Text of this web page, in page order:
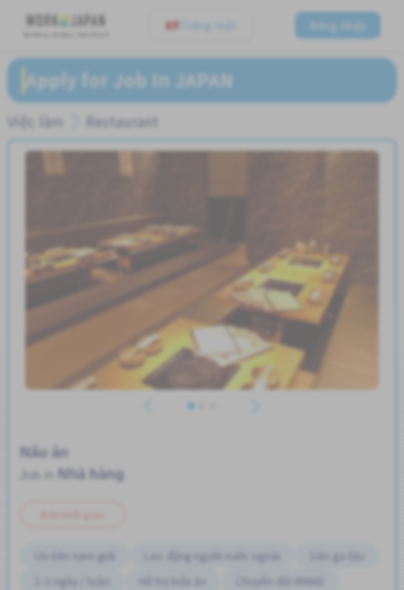
Tiếng Việt Đăng nhập
Apply for Job In JAPAN
Việc làm Restaurant
Nấu ăn
Nhà hàng
Ưu tiên nam giới Lao động người nước ngoài
Gần ga tàu
2-3 ngày / tuần
Chuyển đổi WKND